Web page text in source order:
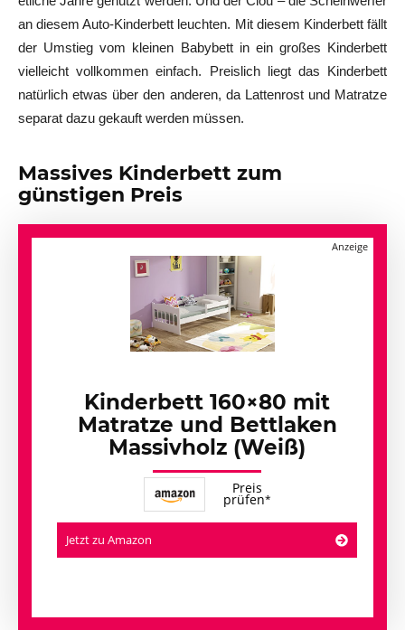
an diesem Auto-Kinderbett leuchten. Mit diesem Kinderbett fällt
der Umstieg vom kleinen Babybett in ein großes Kinderbett
vielleicht vollkommen einfach. Preislich liegt das Kinderbett
natürlich etwas über den anderen, da Lattenrost und Matratze
separat dazu gekauft werden müssen.
Massives Kinderbett zum
günstigen Preis
Kinderbett 160×80 mit
Matratze und Bettlaken
Massivholz (Weiß)
Preis
prüfen
Jetzt zu Amazon